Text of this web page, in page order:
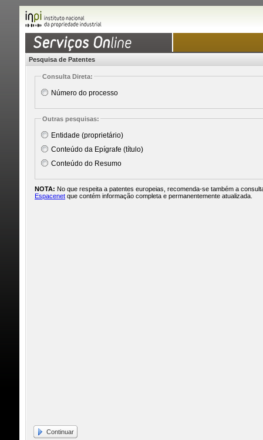
Pesquisa de Patentes
Consulta Direta:
Número do processo
Outras pesquisas:
Entidade (proprietário)
Conteúdo da Epígrafe (título)
Conteúdo do Resumo
NOTA: No que respeita a patentes europeias, recomenda-se também a
Espacenet que contém informação completa e permanentemente atualizada.
Continuar